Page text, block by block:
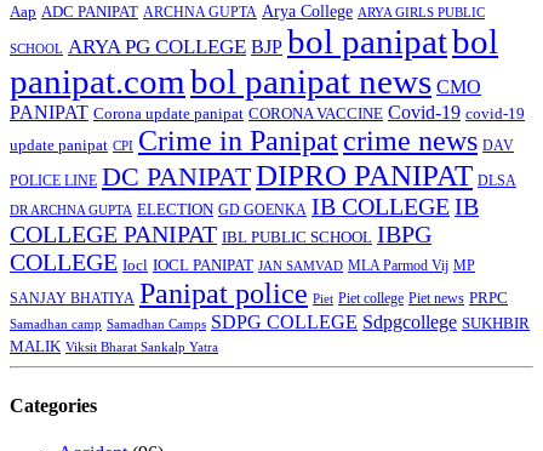
Aap ADC PANIPAT ARCHNA GUPTA Arya College ARYA GIRLS PUBLIC
SCHOOL ARYA PG COLLEGE BJP bol panipatbol
panipat.combol panipat news CMO
PANIPAT Corona update panipat CORONA VACCINE Covid-19 covid-19
update panipat CPI Crime in Panipatcrime news DAV
POLICE LINE DC PANIPATDIPRO PANIPAT DLSA
DR ARCHNA GUPTA ELECTION GD GOENKA IB COLLEGEIB
COLLEGE PANIPAT IBL PUBLIC SCHOOL IBPG
COLLEGE Iocl IOCL PANIPAT JAN SAMVAD MLA Parmod Vij MP
SANJAY BHATIYA Panipat police Piet Piet college Piet news PRPC
Samadhan camp Samadhan Camps SDPG COLLEGE Sdpgcollege SUKHBIR
MALIK Viksit Bharat Sankalp Yatra
Categories